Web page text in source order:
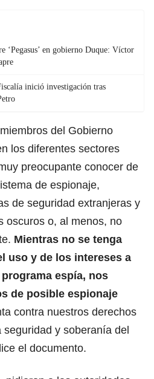
‘Pegasus’ en gobierno Duque: Víctor
inició investigación tras
del Gobierno
los diferentes sectores
preocupante conocer de
de espionaje,
de seguridad extranjeras y
oscuros o, al menos, no
Mientras no se tenga
uso y de los intereses a
espía, nos
de posible espionaje
contra nuestros derechos
y soberanía del
el documento.